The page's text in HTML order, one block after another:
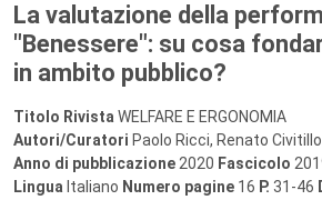
La valutazione della
"Benessere": su cosa
in ambito pubblico?
Titolo Rivista WELFARE E ERGONOMIA
Autori/Curatori Paolo Ricci, Renato Civitillo
Anno di pubblicazione 2020 Fascicolo
Lingua Italiano Numero pagine 16 P. 31-46